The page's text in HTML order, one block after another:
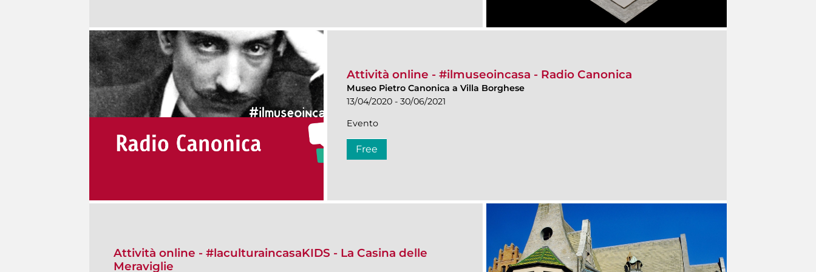
Attività online - #ilmuseoincasa - Radio Canonica
Museo Pietro Canonica a Villa Borghese
13/04/2020 - 30/06/2021
Evento
Free
Attività online - #laculturaincasaKIDS - La Casina delle
Meraviglie